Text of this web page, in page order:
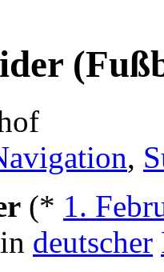
,
(* 1.
deutscher